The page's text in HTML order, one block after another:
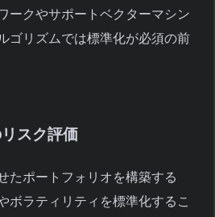
ークやサポートベクターマシン
ゴリズムでは標準化が必須の前
スク評価
たポートフォリオを構築する
ボラティリティを標準化するこ